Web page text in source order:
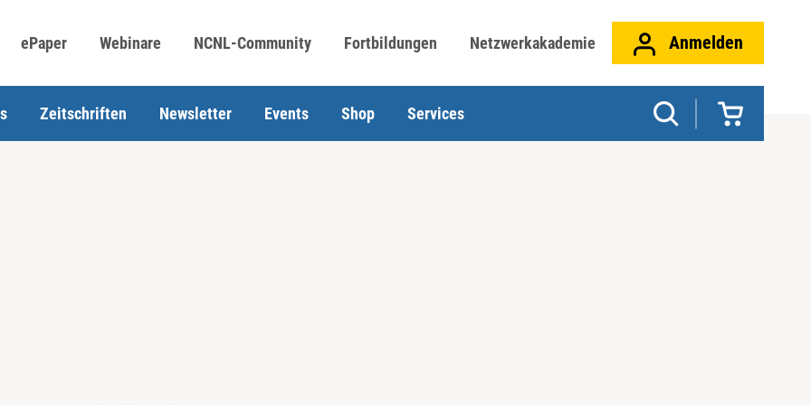
ePaper Webinare NCNL-Community Fortbildungen Netzwerkakademie Anmelden
Zeitschriften Newsletter Events Shop Services